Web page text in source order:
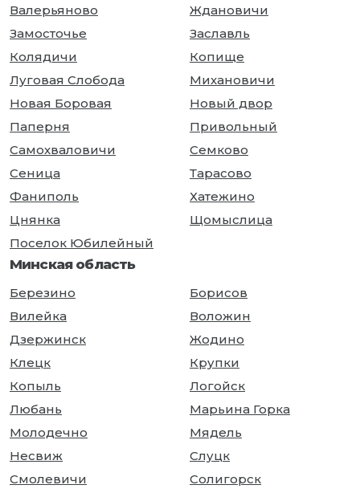
Валерьяново
Ждановичи
Замосточье
Заславль
Колядичи
Копище
Луговая Слобода
Михановичи
Новая Боровая
Новый двор
Паперня
Привольный
Самохваловичи
Семково
Сеница
Тарасово
Фаниполь
Хатежино
Цнянка
Щомыслица
Поселок Юбилейный
Минская область
Березино
Борисов
Вилейка
Воложин
Дзержинск
Жодино
Клецк
Крупки
Копыль
Логойск
Любань
Марьина Горка
Молодечно
Мядель
Несвиж
Слуцк
Смолевичи
Солигорск